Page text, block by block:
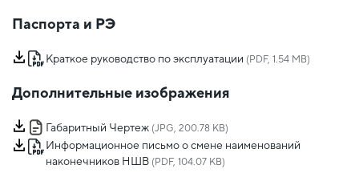
Паспорта и РЭ
Краткое руководство по эксплуатации (PDF, 1.54 MB)
Дополнительные изображения
Габаритный Чертеж (JPG, 200.78 KB)
Информационное письмо о смене наименований
наконечников НШВ (PDF, 104.07 KB)